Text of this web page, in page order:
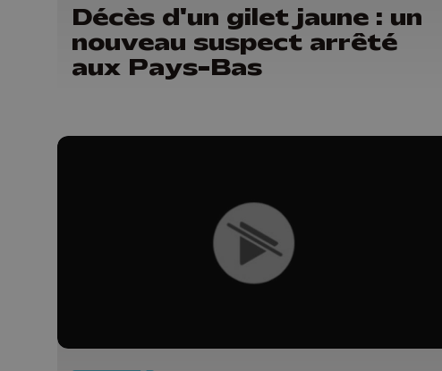
Décès d'un gilet jaune : un
nouveau suspect arrêté
aux Pays-Bas